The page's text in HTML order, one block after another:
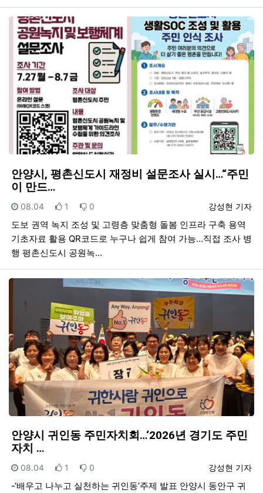
안양시, 평촌신도시 재정비 설문조사 실시…“주민
이 만드…
등록자
강성현 기자
등록일
08.04 추천
1 비추천
0
도보 권역 녹지 조성 및 고령층 맞춤형 돌봄 인프라 구축 용역
기초자료 활용 QR코드로 누구나 쉽게 참여 가능…직접 조사 병
행 평촌신도시 공원녹…
안양시 귀인동 주민자치회…‘2026년 경기도 주민
자치 …
등록자
강성현 기자
등록일
08.04 추천
1 비추천
0
-‘배우고 나누고 실천하는 귀인동’주제 발표 안양시 동안구 귀